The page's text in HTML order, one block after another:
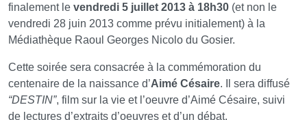
finalement le vendredi 5 juillet 2013 à 18h30 (et non le
vendredi 28 juin 2013 comme prévu initialement) à la
Médiathèque Raoul Georges Nicolo du Gosier.
Cette soirée sera consacrée à la commémoration du
centenaire de la naissance d’Aimé Césaire. Il sera diffusé
“DESTIN”, film sur la vie et l’oeuvre d’Aimé Césaire, suivi
de lectures d’extraits d’oeuvres et d’un débat.